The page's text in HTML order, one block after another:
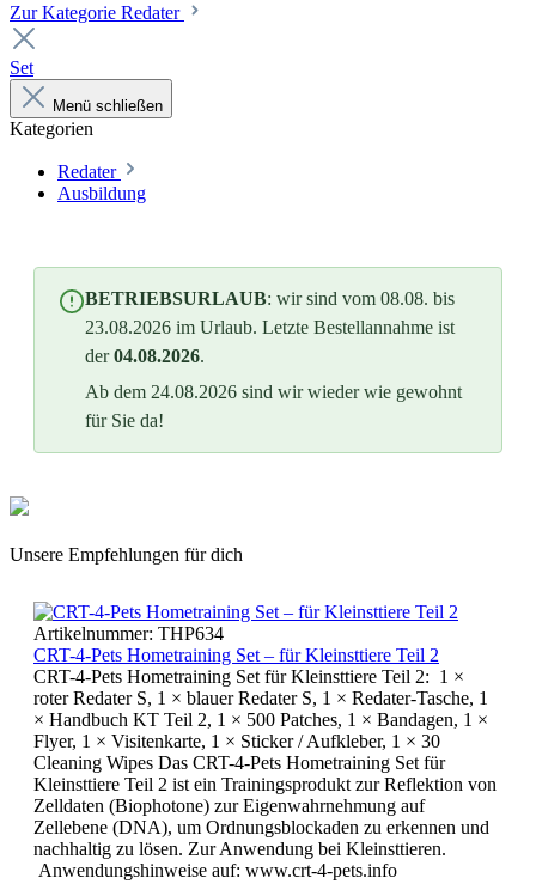
Zur Kategorie Redater
Set
Menü schließen
Kategorien
Redater
Ausbildung
BETRIEBSURLAUB: wir sind vom 08.08. bis
23.08.2026 im Urlaub. Letzte Bestellannahme ist
der04.08.2026.
Ab dem 24.08.2026 sind wir wieder wie gewohnt
für Sie da!
Unsere Empfehlungen für dich
Artikelnummer: THP634
CRT-4-Pets Hometraining Set – für Kleinsttiere Teil 2
CRT-4-Pets Hometraining Set für Kleinsttiere Teil 2: 1 ×
roter Redater S, 1 × blauer Redater S, 1 × Redater-Tasche, 1
× Handbuch KT Teil 2, 1 × 500 Patches, 1 × Bandagen, 1 ×
Flyer, 1 × Visitenkarte, 1 × Sticker / Aufkleber, 1 × 30
Cleaning Wipes Das CRT-4-Pets Hometraining Set für
Kleinsttiere Teil 2 ist ein Trainingsprodukt zur Reflektion von
Zelldaten (Biophotone) zur Eigenwahrnehmung auf
Zellebene (DNA), um Ordnungsblockaden zu erkennen und
nachhaltig zu lösen. Zur Anwendung bei Kleinsttieren.
Anwendungshinweise auf: www.crt-4-pets.info